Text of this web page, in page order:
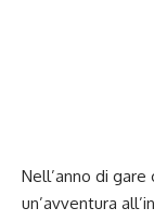
Nell’anno di
un’avventura